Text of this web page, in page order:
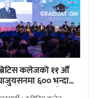
कलेजको ११ औँ
६०० भन्दा
बढी ग्राजुयट सम्मानित